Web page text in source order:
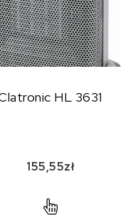
HL 3631
155,55zł